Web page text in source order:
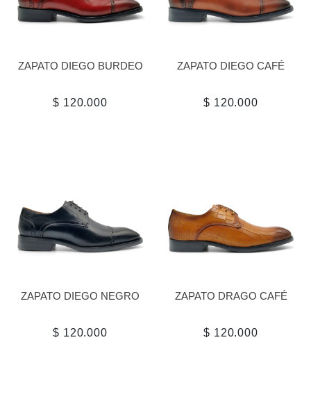
ZAPATO DIEGO BURDEO
$ 120.000
ZAPATO DIEGO CAFÉ
$ 120.000
ZAPATO DIEGO NEGRO
$ 120.000
ZAPATO DRAGO CAFÉ
$ 120.000